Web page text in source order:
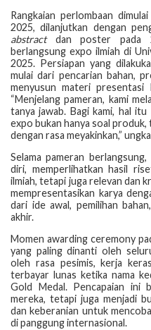
Rangkaian perlombaan
2025, dilanjutkan dengan
abstractdan poster pada
berlangsung expo ilmiah di
2025. Persiapan yang
mulai dari pencarian bahan,
menyusun materi
“Menjelang pameran, kami
tanya jawab. Bagi kami, hal
expo bukan hanya soal produk,
dengan rasa meyakinkan,”
Selama pameran
diri, memperlihatkan hasil
ilmiah, tetapi juga relevan dan
mempresentasikan karya
dari ide awal, pemilihan
akhir.
Momen awarding ceremony
yang paling dinanti oleh
oleh rasa pesimis, kerja
terbayar lunas ketika nama
Gold Medal. Pencapaian ini
mereka, tetapi juga menjadi
dan keberanian untuk
di panggung internasional.